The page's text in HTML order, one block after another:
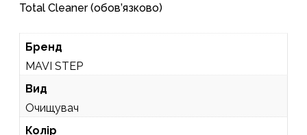
Total Cleaner (обов’язково)
Бренд
MAVI STEP
Вид
Очищувач
Колір